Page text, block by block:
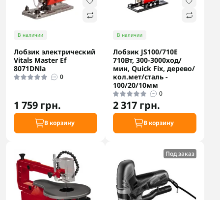
В наличии
Лобзик электрический
Vitals Master Ef
8071DNla
0
1 759 грн.
В корзину
В наличии
Лобзик JS100/710E
710Вт, 300-3000ход/
мин, Quick Fix, дерево/
кол.мет/сталь -
100/20/10мм
0
2 317 грн.
В корзину
Под заказ